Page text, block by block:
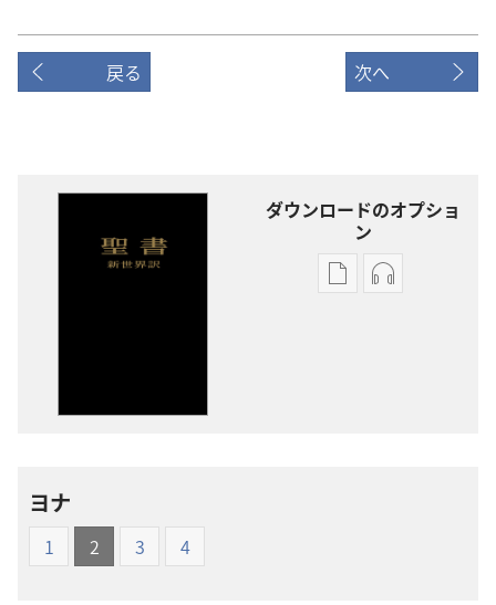
戻る 次へ
ダウンロードのオプショ
ン
出
オー
ヨナ
1 2 3 4